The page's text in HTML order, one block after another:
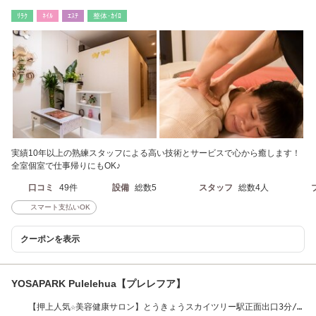
ﾘﾗｸ ﾈｲﾙ ｴｽﾃ 整体･ｶｲﾛ
実績10年以上の熟練スタッフによる高い技術とサービスで心から癒します！
全室個室で仕事帰りにもOK♪
口コミ 49件 設備 総数5 スタッフ 総数4人
スマート支払いOK
クーポンを表示
YOSAPARK Pulelehua【プレレフア】
【押上人気☆美容健康サロン】とうきょうスカイツリー駅正面出口3分/